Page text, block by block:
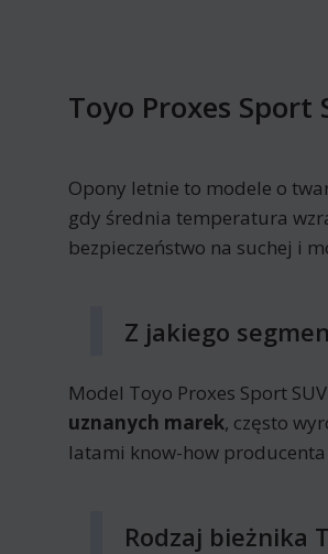
Toyo Proxes Sport
Opony letnie to modele o
gdy średnia temperatura
bezpieczeństwo na suchej i
Z jakiego
Model Toyo Proxes Sport
uznanych marek, często
latami know-how
Rodzaj bieżnika